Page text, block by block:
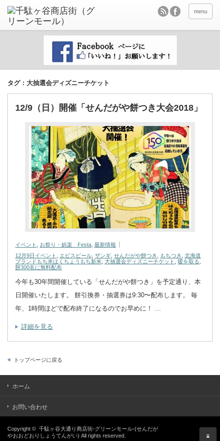
menu
タグ：大抽選会ディズニーチケット
12/9（日）開催「せんだがや餅つき大会2018」
イベント , お祭り・娯楽 Festa, 最新情報
12月9日イベント , エビスビール, ザンギ, せんだがや餅つき , もちつき , 北海道
ブランドもち米はくちょうもち新米, 大抽選会ディズニーチケット , 暖を取る,
餅300名に無料配布
今年も30年間開催している「せんだがや餅つき」を予定通り、本
日開催いたします。 餅引換券・抽選券は9:30〜配布します。 毎
年、1時間ほどで配布終了になるのでお早めに！ …
詳細を見る
トップページに戻る
ホーム
お問い合わせ
Copyright © 千駄ヶ谷大通り商店街-グリーンモール-(せんだが
やおおどおりしょうてんがい) All rights reserved.